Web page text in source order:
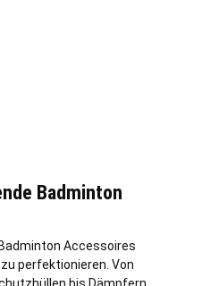
Badminton
Accessoires
perfektionieren. Von